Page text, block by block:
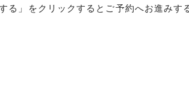
る」をクリックするとご予約へお進みす